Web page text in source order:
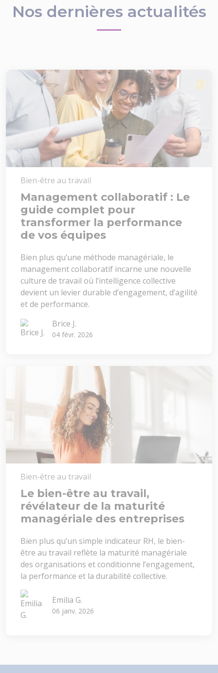
Nos dernières actualités
Bien-être au travail
Management collaboratif : Le
guide complet pour
transformer la performance
de vos équipes
Bien plus qu’une méthode managériale, le
management collaboratif incarne une nouvelle
culture de travail où l’intelligence collective
devient un levier durable d’engagement, d’agilité
et de performance.
Brice J.
04 févr. 2026
Bien-être au travail
Le bien-être au travail,
révélateur de la maturité
managériale des entreprises
Bien plus qu’un simple indicateur RH, le bien-
être au travail reflète la maturité managériale
des organisations et conditionne l’engagement,
la performance et la durabilité collective.
Emilia G.
06 janv. 2026